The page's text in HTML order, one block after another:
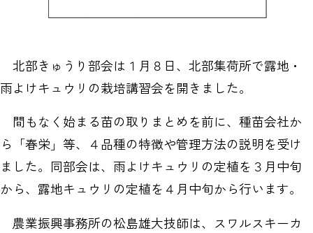
北部きゅうり部会は１月８日、北部集荷所で露地・
雨よけキュウリの栽培講習会を開きました。
間もなく始まる苗の取りまとめを前に、種苗会社か
ら「春栄」等、４品種の特徴や管理方法の説明を受け
ました。同部会は、雨よけキュウリの定植を３月中旬
から、露地キュウリの定植を４月中旬から行います。
農業振興事務所の松島雄大技師は、スワルスキーカ